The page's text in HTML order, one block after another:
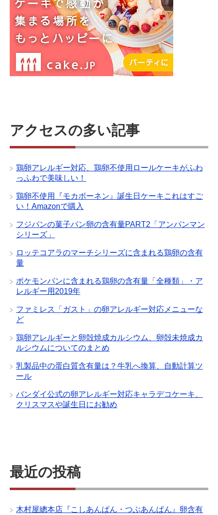
アクセスの多い記事
鶏卵アレルギー対応、鶏卵不使用ロールケーキがふわ
っふわで美味しい！
鶏卵不使用『モカボーネン』誕生日ケーキこれはすご
い！Amazonで購入
フジパンの菓子パン卵の含有量PART2「アンパンマン
シリーズ」
ロッテコアラのマーチシリーズに含まれる鶏卵の含有
量
ポケモンパンに含まれる鶏卵の含有量「全種類」・ア
レルギー用2019年
ファミレス「ガスト」の卵アレルギー対応メニューな
ど
鶏卵アレルギーと卵殻焼成カルシウム、卵殻未焼成カ
ルシウムについてのまとめ
乳製品中の蛋白質含有量は？牛乳へ換算、自動計算ツ
ール
バンダイ公式の卵アレルギー対応キャラデコケーキ、
クリスマスや誕生日にお勧め
最近の投稿
木村屋總本店『こしあんぱん・つぶあんぱん』卵含有